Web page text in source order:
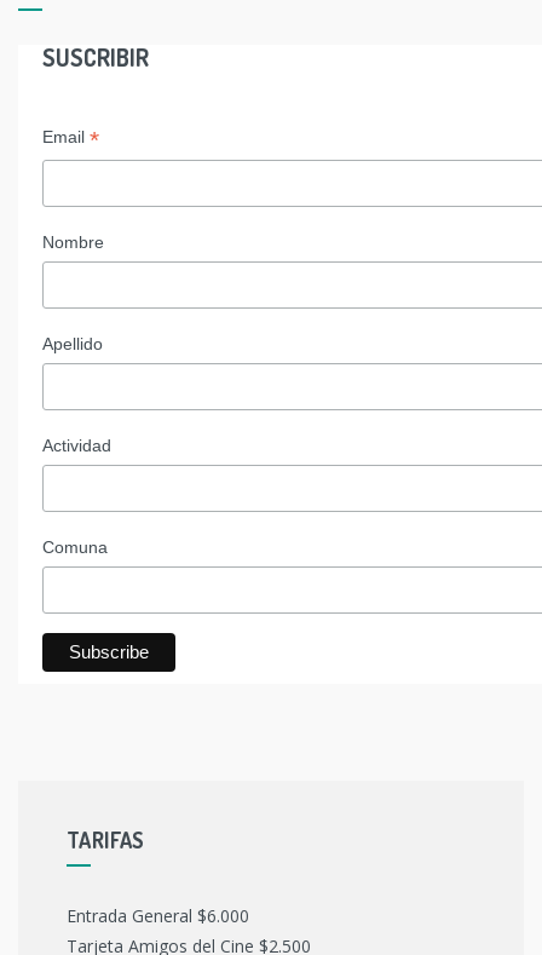
SUSCRIBIR
Email *
Nombre
Apellido
Actividad
Comuna
TARIFAS
Entrada General $6.000
Tarjeta Amigos del Cine $2.500